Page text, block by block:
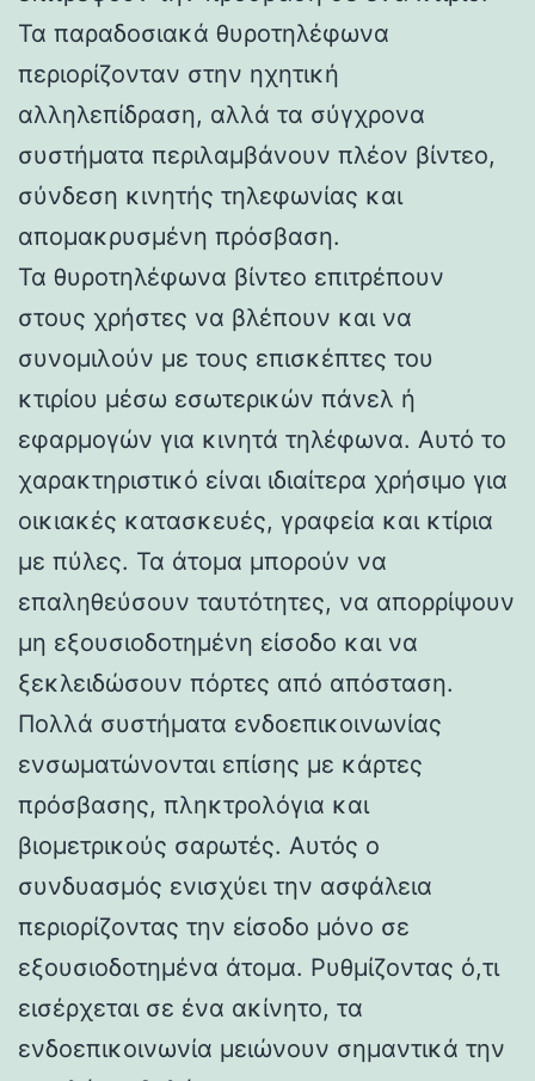
Τα παραδοσιακά θυροτηλέφωνα
περιορίζονταν στην ηχητική
αλληλεπίδραση, αλλά τα σύγχρονα
συστήματα περιλαμβάνουν πλέον βίντεο,
σύνδεση κινητής τηλεφωνίας και
απομακρυσμένη πρόσβαση.
Τα θυροτηλέφωνα βίντεο επιτρέπουν
στους χρήστες να βλέπουν και να
συνομιλούν με τους επισκέπτες του
κτιρίου μέσω εσωτερικών πάνελ ή
εφαρμογών για κινητά τηλέφωνα. Αυτό το
χαρακτηριστικό είναι ιδιαίτερα χρήσιμο για
οικιακές κατασκευές, γραφεία και κτίρια
με πύλες. Τα άτομα μπορούν να
επαληθεύσουν ταυτότητες, να απορρίψουν
μη εξουσιοδοτημένη είσοδο και να
ξεκλειδώσουν πόρτες από απόσταση.
Πολλά συστήματα ενδοεπικοινωνίας
ενσωματώνονται επίσης με κάρτες
πρόσβασης, πληκτρολόγια και
βιομετρικούς σαρωτές. Αυτός ο
συνδυασμός ενισχύει την ασφάλεια
περιορίζοντας την είσοδο μόνο σε
εξουσιοδοτημένα άτομα. Ρυθμίζοντας ό,τι
εισέρχεται σε ένα ακίνητο, τα
ενδοεπικοινωνία μειώνουν σημαντικά την